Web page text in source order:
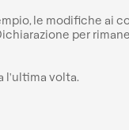
le modifiche ai
per
l'ultima volta.